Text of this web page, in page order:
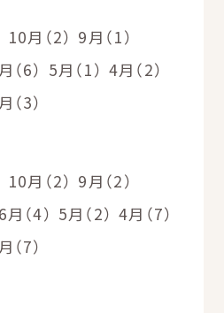
10月（2） 9月（1）
（6） 5月（1） 4月（2）
（3）
10月（2） 9月（2）
6月（4） 5月（2） 4月（7）
（7）